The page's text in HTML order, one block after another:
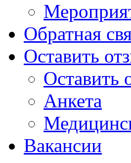
Обратная
Оставить
Оставить
Анкета
Вакансии